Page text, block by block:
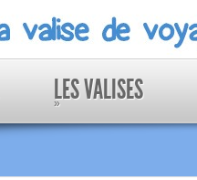
LES VALISES
»